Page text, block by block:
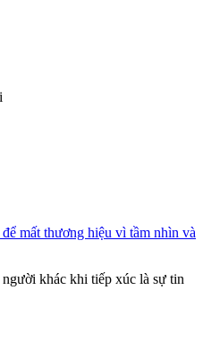
mất thương hiệu vì tầm nhìn và
khác khi tiếp xúc là sự tin